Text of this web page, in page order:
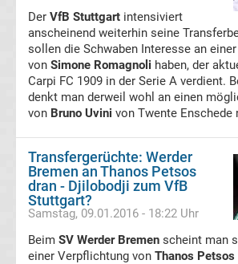
Transfergerüchte
SV
Darmstadt
98
Transfergerüchte
SV
Der VfB Stuttgart intensiviert
anscheinend weiterhin seine
sollen die Schwaben Interesse an
von Simone Romagnoli haben, der
Carpi FC 1909 in der Serie A verdient.
denkt man derweil wohl an einen
von Bruno Uvini von Twente Enschede
Transfergerüchte: Werder
Bremen an Thanos Petsos
dran - Djilobodji zum VfB
Stuttgart?
Samstag, 09.01.2016 - 18:22 Uhr
Beim SV Werder Bremen scheint man
einer Verpflichtung von Thanos Petsos